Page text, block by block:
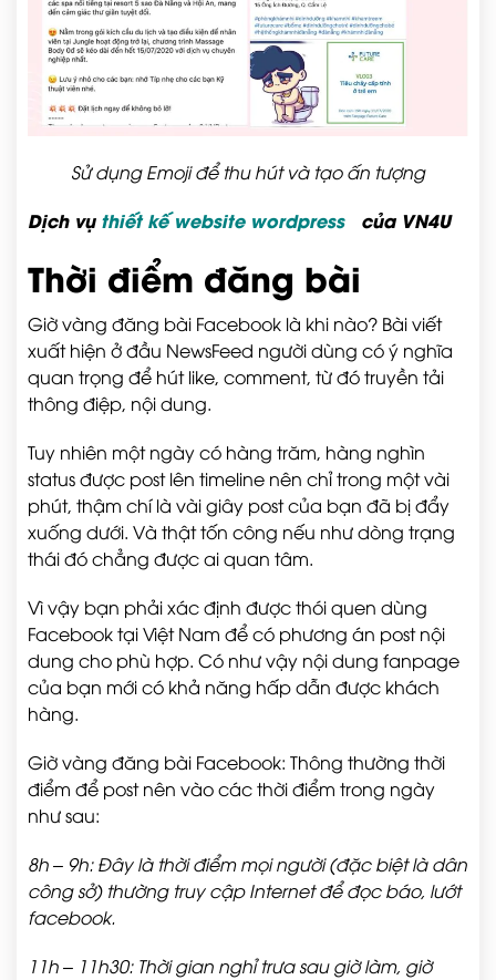
Sử dụng Emoji để thu hút và tạo ấn tượng
Dịch vụ thiết kế website wordpresscủa VN4U
Thời điểm đăng bài
Giờ vàng đăng bài Facebook là khi nào? Bài viết
xuất hiện ở đầu NewsFeed người dùng có ý nghĩa
quan trọng để hút like, comment, từ đó truyền tải
thông điệp, nội dung.
Tuy nhiên một ngày có hàng trăm, hàng nghìn
status được post lên timeline nên chỉ trong một vài
phút, thậm chí là vài giây post của bạn đã bị đẩy
xuống dưới. Và thật tốn công nếu như dòng trạng
thái đó chẳng được ai quan tâm.
Vì vậy bạn phải xác định được thói quen dùng
Facebook tại Việt Nam để có phương án post nội
dung cho phù hợp. Có như vậy nội dung fanpage
của bạn mới có khả năng hấp dẫn được khách
hàng.
Giờ vàng đăng bài Facebook: Thông thường thời
điểm để post nên vào các thời điểm trong ngày
như sau:
8h – 9h: Đây là thời điểm mọi người (đặc biệt là dân
công sở) thường truy cập Internet để đọc báo, lướt
facebook.
11h – 11h30: Thời gian nghỉ trưa sau giờ làm, giờ